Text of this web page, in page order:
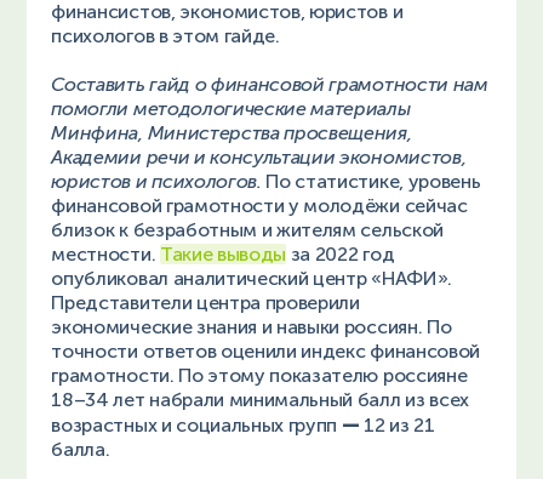
финансистов, экономистов, юристов и
психологов в этом гайде.
Составить гайд о финансовой грамотности нам
помогли методологические материалы
Минфина, Министерства просвещения,
Академии речи и консультации экономистов,
юристов и психологов. По статистике, уровень
финансовой грамотности у молодёжи сейчас
близок к безработным и жителям сельской
местности. Такие выводы за 2022 год
опубликовал аналитический центр «НАФИ».
Представители центра проверили
экономические знания и навыки россиян. По
точности ответов оценили индекс финансовой
грамотности. По этому показателю россияне
18–34 лет набрали минимальный балл из всех
возрастных и социальных групп — 12 из 21
балла.